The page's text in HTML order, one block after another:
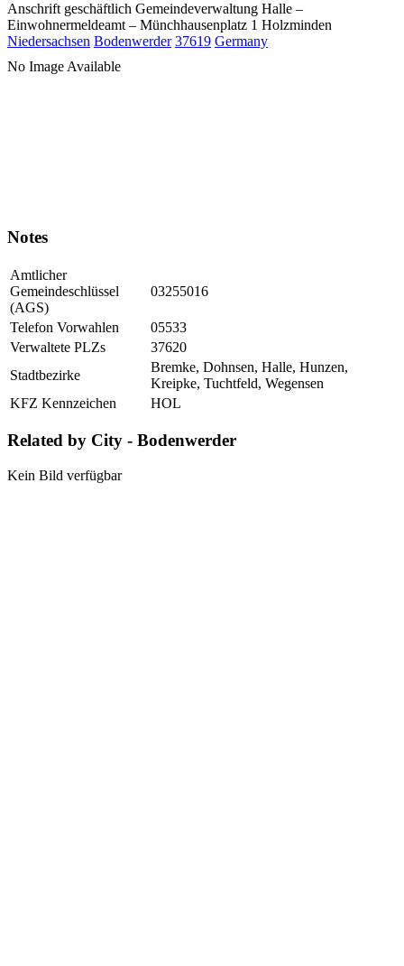
Anschrift geschäftlich Gemeindeverwaltung Halle –
Einwohnermeldeamt – Münchhausenplatz 1 Holzminden
Niedersachsen Bodenwerder 37619 Germany
No Image Available
Notes
Amtlicher
Gemeindeschlüssel
(AGS)
03255016
Telefon Vorwahlen
05533
Verwaltete PLZs
37620
Stadtbezirke
Bremke, Dohnsen, Halle, Hunzen,
Kreipke, Tuchtfeld, Wegensen
KFZ Kennzeichen
HOL
Related by City - Bodenwerder
Kein Bild verfügbar